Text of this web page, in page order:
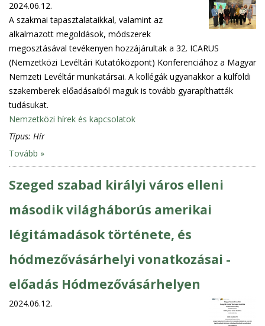
2024.06.12.
A szakmai tapasztalataikkal, valamint az
alkalmazott megoldások, módszerek
megosztásával tevékenyen hozzájárultak a 32. ICARUS
(Nemzetközi Levéltári Kutatóközpont) Konferenciához a Magyar
Nemzeti Levéltár munkatársai. A kollégák ugyanakkor a külföldi
szakemberek előadásaiból maguk is tovább gyarapíthatták
tudásukat.
Nemzetközi hírek és kapcsolatok
Típus: Hír
Tovább »
Szeged szabad királyi város elleni
második világháborús amerikai
légitámadások története, és
hódmezővásárhelyi vonatkozásai -
előadás Hódmezővásárhelyen
2024.06.12.